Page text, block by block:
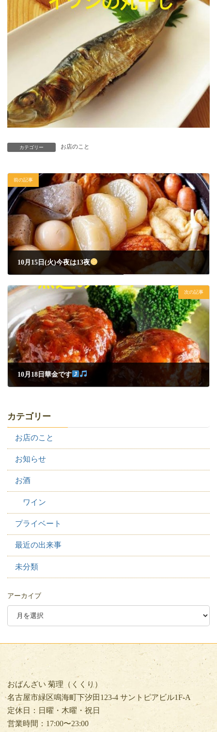
カテゴリー お店のこと
前の記事
10月15日(火)今夜は13夜
次の記事
10月18日華金です
カテゴリー
お店のこと
お知らせ
お酒
ワイン
プライベート
最近の出来事
未分類
アーカイブ
おばんざい 菊理（くくり）
名古屋市緑区鳴海町下汐田123-4 サントピアビル1F-A
定休日：日曜・木曜・祝日
営業時間：17:00〜23:00